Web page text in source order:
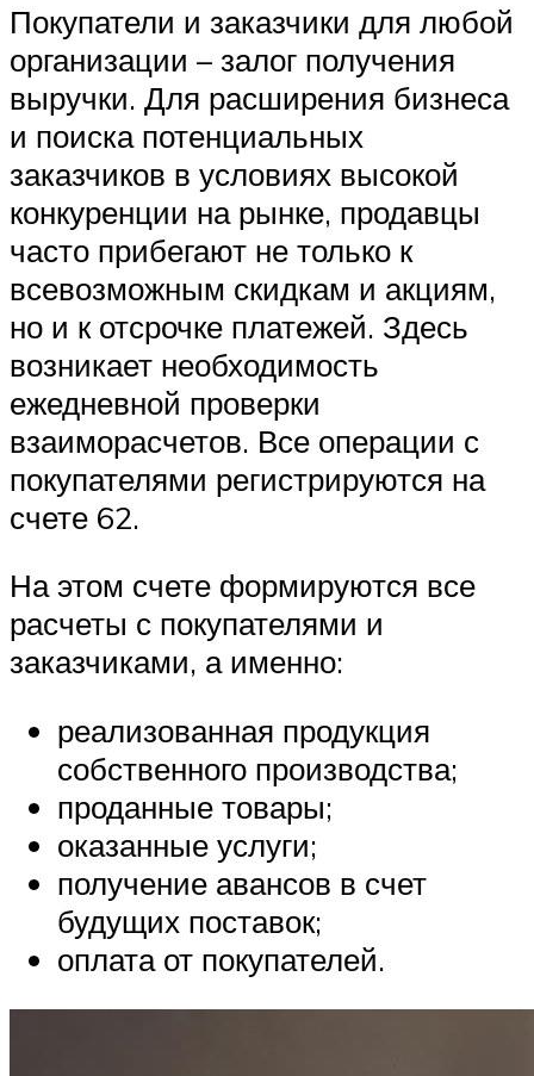
Покупатели и заказчики для любой
организации – залог получения
выручки. Для расширения бизнеса
и поиска потенциальных
заказчиков в условиях высокой
конкуренции на рынке, продавцы
часто прибегают не только к
всевозможным скидкам и акциям,
но и к отсрочке платежей. Здесь
возникает необходимость
ежедневной проверки
взаиморасчетов. Все операции с
покупателями регистрируются на
счете 62.
На этом счете формируются все
расчеты с покупателями и
заказчиками, а именно:
реализованная продукция
собственного производства;
проданные товары;
оказанные услуги;
получение авансов в счет
будущих поставок;
оплата от покупателей.